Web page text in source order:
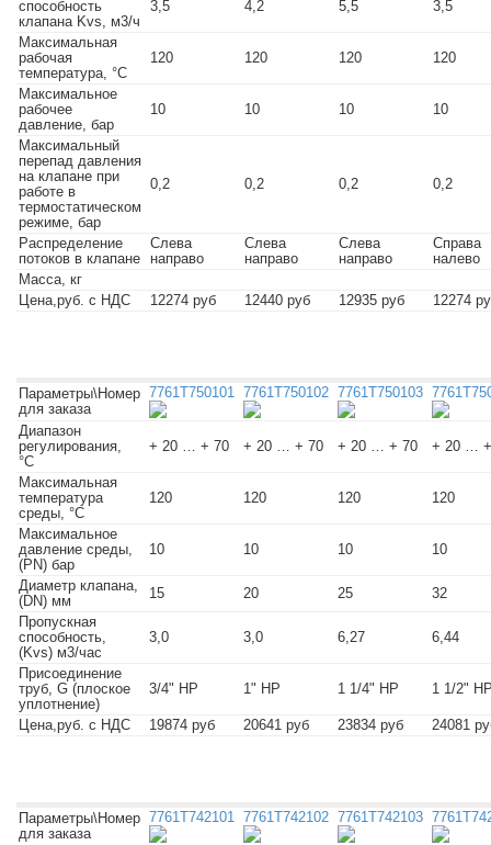
способность
клапана Kvs, м3/ч
3,5 4,2 5,5 3,5
Максимальная
рабочая
температура, °C
120 120 120 120
Максимальное
рабочее
давление, бар
10 10 10 10
Максимальный
перепад давления
на клапане при
работе в
термостатическом
режиме, бар
0,2 0,2 0,2 0,2
Распределение
потоков в клапане
Слева
направо
Слева
направо
Слева
направо
Справа
налево
Масса, кг
Цена,руб. с НДС
12274 руб 12440 руб 12935 руб 12274
Параметры\Номер
для заказа
7761T750101 7761T750102 7761T750103
Диапазон
регулирования,
°C
+ 20 … + 70 + 20 … + 70 + 20 … + 70 + 20 …
Максимальная
температура
среды, °C
120 120 120 120
Максимальное
давление среды,
(PN) бар
10 10 10 10
Диаметр клапана,
(DN) мм
15 20 25
32
Пропускная
способность,
(Kvs) м3/час
3,0 3,0 6,27 6,44
Присоединение
труб, G (плоское
уплотнение)
3/4" НР 1" НР 1 1/4" НР 1 1/2"
Цена,руб. с НДС 19874 руб 20641 руб 23834 руб 24081
Параметры\Номер
для заказа
7761T742101 7761T742102 7761T742103